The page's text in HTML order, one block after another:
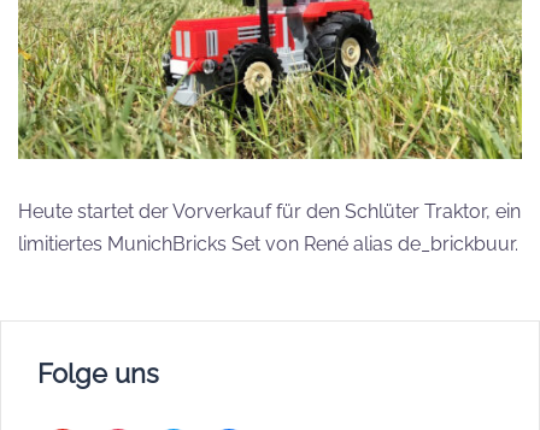
Heute startet der Vorverkauf für den Schlüter Traktor, ein
limitiertes MunichBricks Set von René alias de_brickbuur.
Folge uns